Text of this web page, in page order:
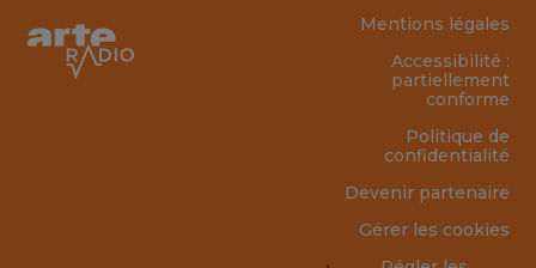
Mentions légales
Accessibilité :
partiellement
conforme
Politique de
confidentialité
Devenir partenaire
Gérer les cookies